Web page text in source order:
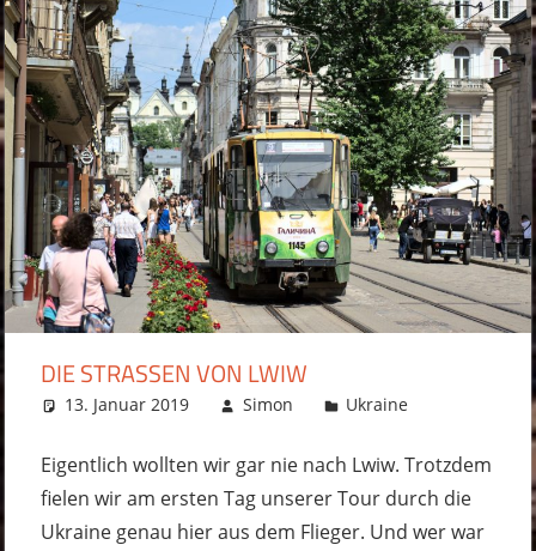
DIE STRASSEN VON LWIW
13. Januar 2019 Simon
Ukraine
hinterlassen
Eigentlich wollten wir gar nie nach Lwiw. Trotzdem
fielen wir am ersten Tag unserer Tour durch die
Ukraine genau hier aus dem Flieger. Und wer war